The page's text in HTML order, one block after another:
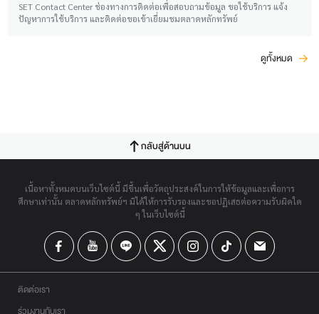
SET Contact Center ช่องทางการติดต่อเพื่อสอบถามข้อมูล ขอใช้บริการ แจ้ง
ปัญหาการใช้บริการ และติดต่อขอเข้าเยี่ยมชมตลาดหลักทรัพย์
ดูทั้งหมด
กลับสู่ด้านบน
เนื้อหาทั้งหมดบนเว็บไซต์นี้ มีขึ้นเพื่อวัตถุประสงค์ในการให้ข้อมูลและเพื่อการ
ศึกษาเท่านั้น ตลาดหลักทรัพย์ฯ มิได้ให้การรับรองและขอปฏิเสธต่อความรับผิดใด
ๆ ในเว็บไซต์นี้
ติดต่อเรา
ร่วมงานกับเรา